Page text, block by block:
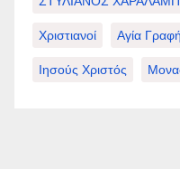
Χριστιανοί Αγία Γραφή
Ιησούς Χριστός